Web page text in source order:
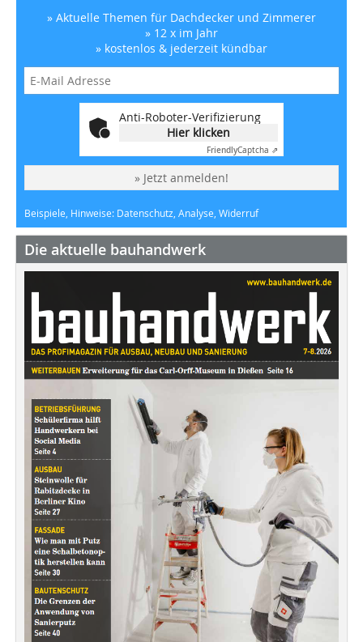
» Aktuelle Themen für Dachdecker und Zimmerer
» 12 x im Jahr
» kostenlos & jederzeit kündbar
Anti-Roboter-Verifizierung
Hier klicken
FriendlyCaptcha ⇗
» Jetzt anmelden!
Beispiele, Hinweise: Datenschutz, Analyse, Widerruf
Die aktuelle bauhandwerk